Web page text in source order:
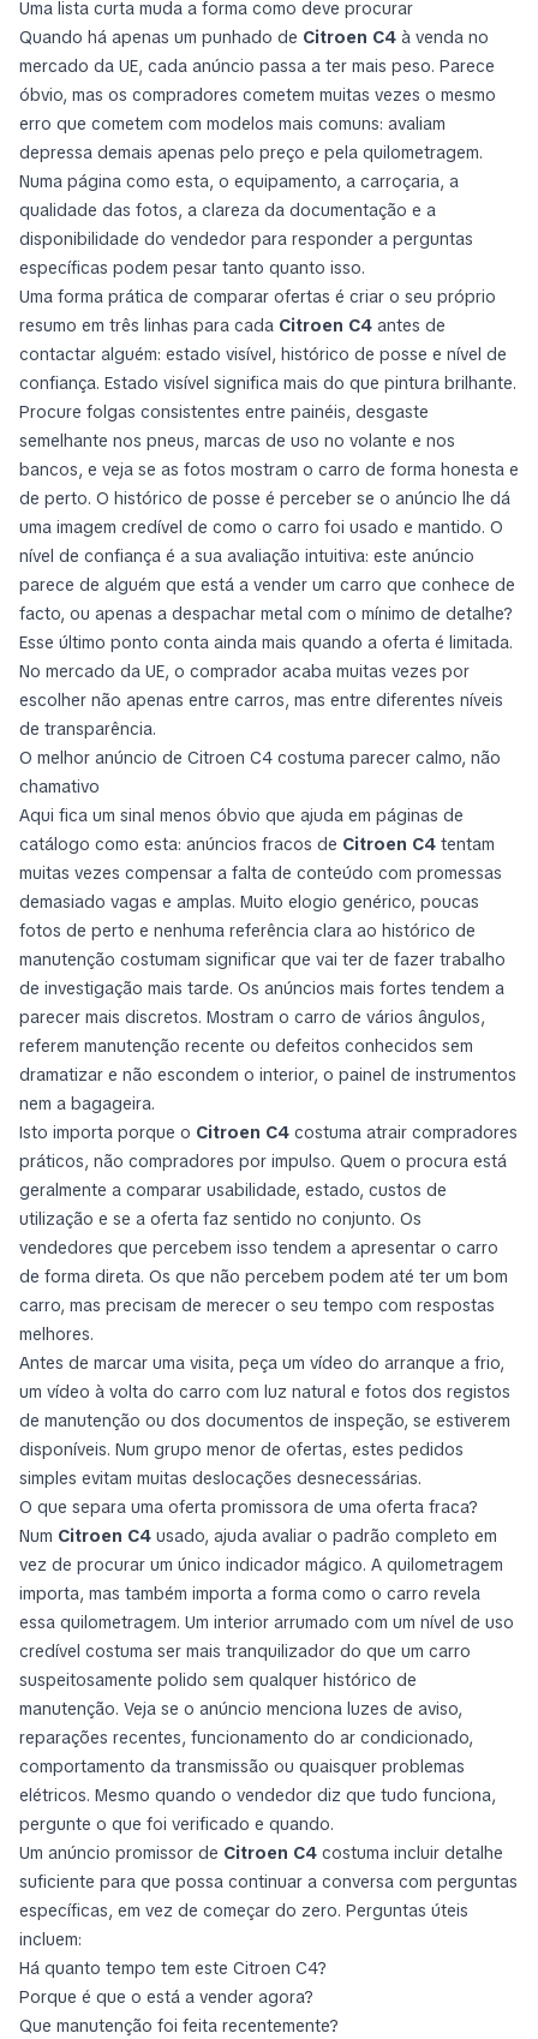
Uma lista curta muda a forma como deve procurar
Quando há apenas um punhado de Citroen C4 à venda no
mercado da UE, cada anúncio passa a ter mais peso. Parece
óbvio, mas os compradores cometem muitas vezes o mesmo
erro que cometem com modelos mais comuns: avaliam
depressa demais apenas pelo preço e pela quilometragem.
Numa página como esta, o equipamento, a carroçaria, a
qualidade das fotos, a clareza da documentação e a
disponibilidade do vendedor para responder a perguntas
específicas podem pesar tanto quanto isso.
Uma forma prática de comparar ofertas é criar o seu próprio
resumo em três linhas para cada Citroen C4 antes de
contactar alguém: estado visível, histórico de posse e nível de
confiança. Estado visível significa mais do que pintura brilhante.
Procure folgas consistentes entre painéis, desgaste
semelhante nos pneus, marcas de uso no volante e nos
bancos, e veja se as fotos mostram o carro de forma honesta e
de perto. O histórico de posse é perceber se o anúncio lhe dá
uma imagem credível de como o carro foi usado e mantido. O
nível de confiança é a sua avaliação intuitiva: este anúncio
parece de alguém que está a vender um carro que conhece de
facto, ou apenas a despachar metal com o mínimo de detalhe?
Esse último ponto conta ainda mais quando a oferta é limitada.
No mercado da UE, o comprador acaba muitas vezes por
escolher não apenas entre carros, mas entre diferentes níveis
de transparência.
O melhor anúncio de Citroen C4 costuma parecer calmo, não
chamativo
Aqui fica um sinal menos óbvio que ajuda em páginas de
catálogo como esta: anúncios fracos de Citroen C4 tentam
muitas vezes compensar a falta de conteúdo com promessas
demasiado vagas e amplas. Muito elogio genérico, poucas
fotos de perto e nenhuma referência clara ao histórico de
manutenção costumam significar que vai ter de fazer trabalho
de investigação mais tarde. Os anúncios mais fortes tendem a
parecer mais discretos. Mostram o carro de vários ângulos,
referem manutenção recente ou defeitos conhecidos sem
dramatizar e não escondem o interior, o painel de instrumentos
nem a bagageira.
Isto importa porque o Citroen C4 costuma atrair compradores
práticos, não compradores por impulso. Quem o procura está
geralmente a comparar usabilidade, estado, custos de
utilização e se a oferta faz sentido no conjunto. Os
vendedores que percebem isso tendem a apresentar o carro
de forma direta. Os que não percebem podem até ter um bom
carro, mas precisam de merecer o seu tempo com respostas
melhores.
Antes de marcar uma visita, peça um vídeo do arranque a frio,
um vídeo à volta do carro com luz natural e fotos dos registos
de manutenção ou dos documentos de inspeção, se estiverem
disponíveis. Num grupo menor de ofertas, estes pedidos
simples evitam muitas deslocações desnecessárias.
O que separa uma oferta promissora de uma oferta fraca?
Num Citroen C4 usado, ajuda avaliar o padrão completo em
vez de procurar um único indicador mágico. A quilometragem
importa, mas também importa a forma como o carro revela
essa quilometragem. Um interior arrumado com um nível de uso
credível costuma ser mais tranquilizador do que um carro
suspeitosamente polido sem qualquer histórico de
manutenção. Veja se o anúncio menciona luzes de aviso,
reparações recentes, funcionamento do ar condicionado,
comportamento da transmissão ou quaisquer problemas
elétricos. Mesmo quando o vendedor diz que tudo funciona,
pergunte o que foi verificado e quando.
Um anúncio promissor de Citroen C4 costuma incluir detalhe
suficiente para que possa continuar a conversa com perguntas
específicas, em vez de começar do zero. Perguntas úteis
incluem:
Há quanto tempo tem este Citroen C4?
Porque é que o está a vender agora?
Que manutenção foi feita recentemente?